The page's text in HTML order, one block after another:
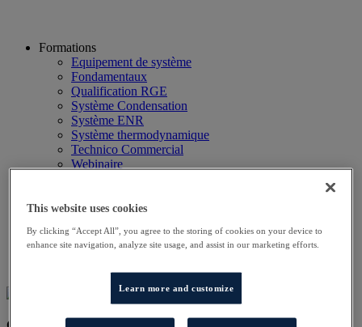
Formations
Equipement de système
Fondamentaux
Qualification RGE
Système Condensation
Système ENR
Système thermodynamique
Technico Commercial
Webinaire
Planning
Autres sites
Particulier
This website uses cookies
By clicking “Accept All”, you agree to the storing of cookies on your device to
enhance site navigation, analyze site usage, and assist in our marketing efforts.
Learn more and customize